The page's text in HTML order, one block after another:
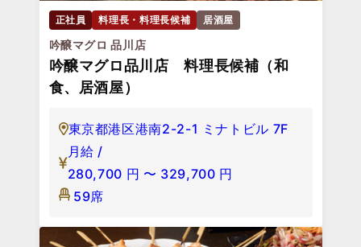
正社員 料理長・料理長候補 居酒屋
吟醸マグロ 品川店
吟醸マグロ品川店 料理長候補（和
食、居酒屋）
東京都港区港南2-2-1 ミナトビル 7F
月給 /
280,700 円 〜 329,700 円
59席